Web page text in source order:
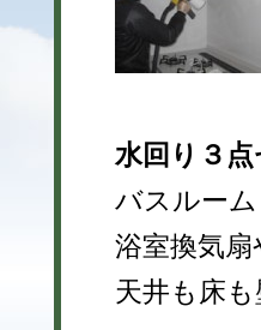
水回り３点
バスルーム
浴室換気
天井も床